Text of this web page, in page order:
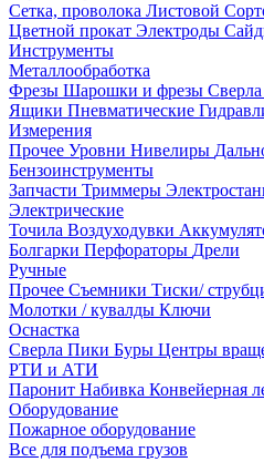
Сетка, проволока Листовой
Цветной прокат Электроды
Инструменты
Металлообработка
Фрезы Шарошки и фрезы Сверла
Ящики Пневматические
Измерения
Прочее Уровни Нивелиры
Бензоинструменты
Запчасти Триммеры
Электрические
Точила Воздуходувки
Болгарки Перфораторы Дрели
Ручные
Прочее Съемники Тиски/
Молотки / кувалды Ключи
Оснастка
Сверла Пики Буры Центры
РТИ и АТИ
Паронит Набивка Конвейерная
Оборудование
Пожарное оборудование
Все для подъема грузов